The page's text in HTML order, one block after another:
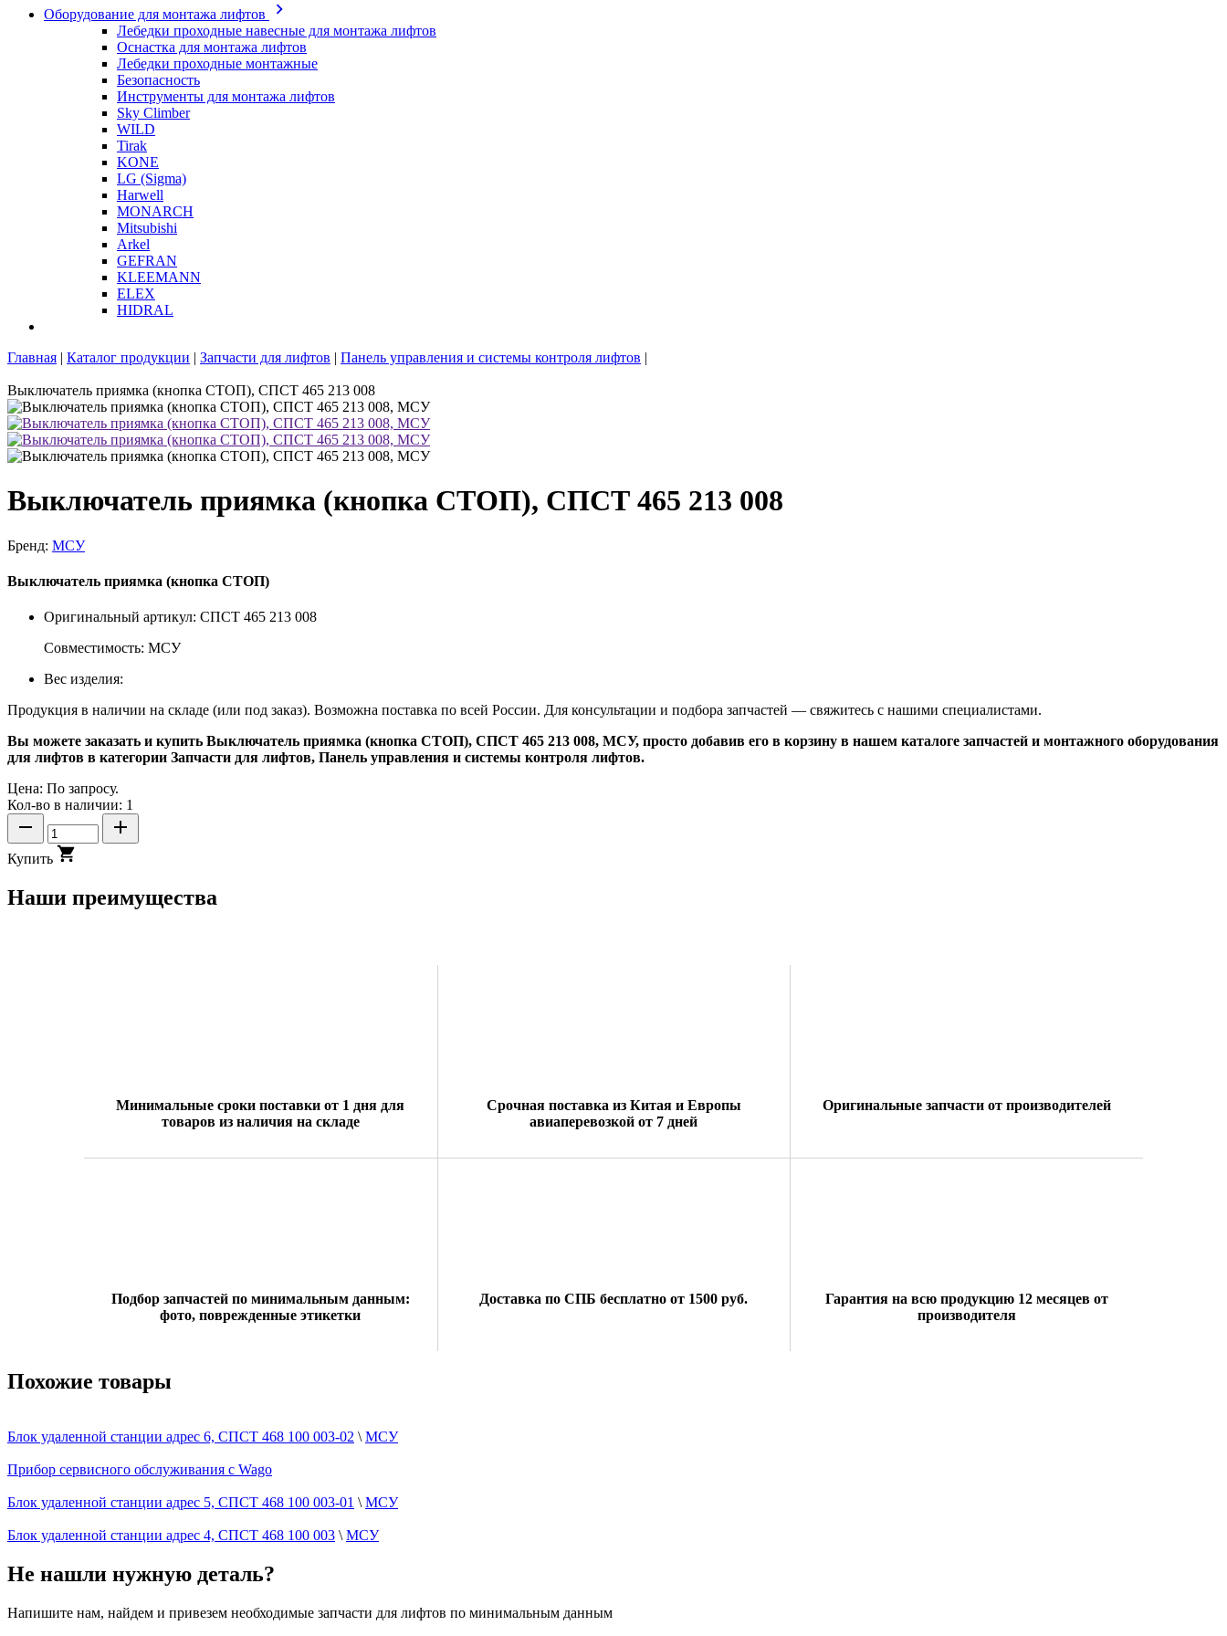
Оборудование для монтажа лифтов
Лебедки проходные навесные для монтажа лифтов
Оснастка для монтажа лифтов
Лебедки проходные монтажные
Безопасность
Инструменты для монтажа лифтов
Sky Climber
WILD
Tirak
KONE
LG (Sigma)
Harwell
MONARCH
Mitsubishi
Arkel
GEFRAN
KLEEMANN
ELEX
HIDRAL
Главная | Каталог продукции | Запчасти для лифтов | Панель управления и системы контроля лифтов |
Выключатель приямка (кнопка СТОП), СПСТ 465 213 008
Выключатель приямка (кнопка СТОП), СПСТ 465 213 008
Бренд: МСУ
Выключатель приямка (кнопка СТОП)
Оригинальный артикул: СПСТ 465 213 008
Совместимость: МСУ
Вес изделия:
Продукция в наличии на складе (или под заказ). Возможна поставка по всей России. Для консультации и подбора запчастей — свяжитесь с нашими специалистами.
Вы можете заказать и купить Выключатель приямка (кнопка СТОП), СПСТ 465 213 008, МСУ, просто добавив его в корзину в нашем каталоге запчастей и монтажного оборудования
для лифтов в категории Запчасти для лифтов, Панель управления и системы контроля лифтов.
Цена: По запросу.
Кол-во в наличии: 1
Купить
Наши преимущества
Минимальные сроки поставки от 1 дня для
товаров из наличия на складе
Срочная поставка из Китая и Европы
авиаперевозкой от 7 дней
Оригинальные запчасти от производителей
Подбор запчастей по минимальным данным:
фото, поврежденные этикетки
Доставка по СПБ бесплатно от 1500 руб.
Гарантия на всю продукцию 12 месяцев от
производителя
Похожие товары
Блок удаленной станции адрес 6, СПСТ 468 100 003-02 \ МСУ
Прибор сервисного обслуживания с Wago
Блок удаленной станции адрес 5, СПСТ 468 100 003-01 \ МСУ
Блок удаленной станции адрес 4, СПСТ 468 100 003 \ МСУ
Не нашли нужную деталь?
Напишите нам, найдем и привезем необходимые запчасти для лифтов по минимальным данным